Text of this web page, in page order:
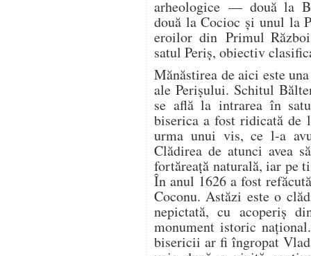
arheologice — două la
două la Cocioc și unul la
eroilor din Primul
satul Periș, obiectiv
Mănăstirea de aici este
ale Perișului. Schitul
se află la intrarea în
biserica a fost ridicată de
urma unui vis, ce l-a
Clădirea de atunci avea
fortăreață naturală, iar pe
În anul 1626 a fost
Coconu. Astăzi este o
nepictată, cu acoperiș
monument istoric
bisericii ar fi îngropat